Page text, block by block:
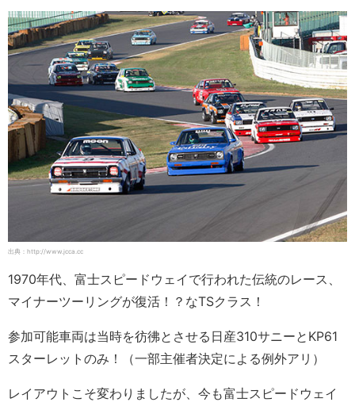
出典：http://www.jcca.cc
1970年代、富士スピードウェイで行われた伝統のレース、
マイナーツーリングが復活！？なTSクラス！
参加可能車両は当時を彷彿とさせる日産310サニーとKP61
スターレットのみ！（一部主催者決定による例外アリ）
レイアウトこそ変わりましたが、今も富士スピードウェイ